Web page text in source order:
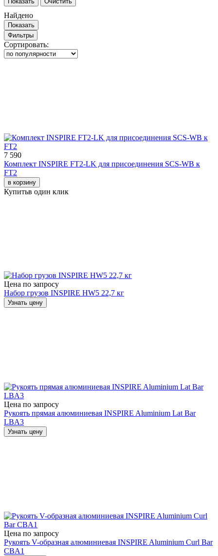
Найдено
Показать
Фильтры
Сортировать:
7 590
Комплект INSPIRE FT2-LK для присоединения SCS-WB к
FT2
в корзину
Купитьв один клик
Цена по запросу
Набор грузов INSPIRE HW5 22,7 кг
Узнать цену
Цена по запросу
Рукоять прямая алюминиевая INSPIRE Aluminium Lat Bar
LBA3
Узнать цену
Цена по запросу
Рукоять V-образная алюминиевая INSPIRE Aluminium Curl Bar
CBA1